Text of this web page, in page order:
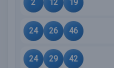
2 12 19
24 26 46
24 29 42